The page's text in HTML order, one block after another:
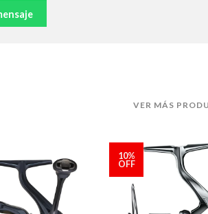
VER MÁS
10%
OFF